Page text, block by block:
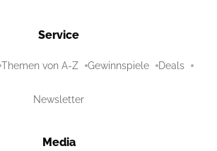
Service
Themen von A-Z Gewinnspiele Deals
Newsletter
Media